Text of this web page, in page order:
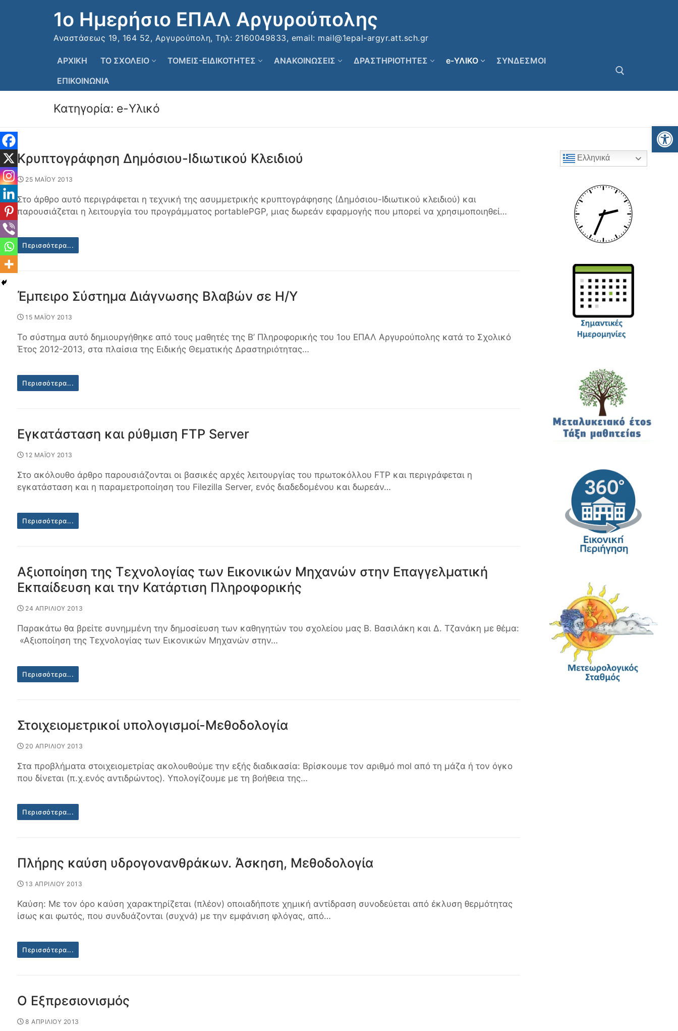
1ο Ημερήσιο ΕΠΑΛ Αργυρούπολης
Αναστάσεως 19, 164 52, Αργυρούπολη, Τηλ: 2160049833, email: mail@1epal-argyr.att.sch.gr
ΑΡΧΙΚΗ ΤΟ ΣΧΟΛΕΙΟ ΤΟΜΕΙΣ-ΕΙΔΙΚΟΤΗΤΕΣ ΑΝΑΚΟΙΝΩΣΕΙΣ ΔΡΑΣΤΗΡΙΟΤΗΤΕΣ e-ΥΛΙΚΟ
ΣΥΝΔΕΣΜΟΙ
ΕΠΙΚΟΙΝΩΝΙΑ
Κατηγορία: e-Υλικό
Κρυπτογράφηση Δημόσιου-Ιδιωτικού Κλειδιού
25 ΜΑΪΟΥ 2013
Στο άρθρο αυτό περιγράφεται η τεχνική της ασυμμετρικής κρυπτογράφησης (Δημόσιου-Ιδιωτικού κλειδιού) και
παρουσιάζεται η λειτουργία του προγράμματος portablePGP, μιας δωρεάν εφαρμογής που μπορεί να χρησιμοποιηθεί…
Περισσότερα...
Έμπειρο Σύστημα Διάγνωσης Βλαβών σε Η/Υ
15 ΜΑΪΟΥ 2013
Το σύστημα αυτό δημιουργήθηκε από τους μαθητές της Β’ Πληροφορικής του 1ου ΕΠΑΛ Αργυρούπολης κατά το Σχολικό
Έτος 2012-2013, στα πλαίσια της Ειδικής Θεματικής Δραστηριότητας…
Περισσότερα...
Εγκατάσταση και ρύθμιση FTP Server
12 ΜΑΪΟΥ 2013
Στο ακόλουθο άρθρο παρουσιάζονται οι βασικές αρχές λειτουργίας του πρωτοκόλλου FTP και περιγράφεται η
εγκατάσταση και η παραμετροποίηση του Filezilla Server, ενός διαδεδομένου και δωρεάν…
Περισσότερα...
Αξιοποίηση της Τεχνολογίας των Εικονικών Μηχανών στην Επαγγελματική
Εκπαίδευση και την Κατάρτιση Πληροφορικής
24 ΑΠΡΙΛΙΟΥ 2013
Παρακάτω θα βρείτε συνημμένη την δημοσίευση των καθηγητών του σχολείου μας Β. Βασιλάκη και Δ. Τζανάκη με θέμα:
«Αξιοποίηση της Τεχνολογίας των Εικονικών Μηχανών στην…
Περισσότερα...
Στοιχειομετρικοί υπολογισμοί-Μεθοδολογία
20 ΑΠΡΙΛΙΟΥ 2013
Στα προβλήματα στοιχειομετρίας ακολουθούμε την εξής διαδικασία: Βρίσκουμε τον αριθμό mol από τη μάζα ή τον όγκο
που δίνεται (π.χ.ενός αντιδρώντος). Υπολογίζουμε με τη βοήθεια της…
Περισσότερα...
Πλήρης καύση υδρογονανθράκων. Άσκηση, Μεθοδολογία
13 ΑΠΡΙΛΙΟΥ 2013
Καύση: Με τον όρο καύση χαρακτηρίζεται (πλέον) οποιαδήποτε χημική αντίδραση συνοδεύεται από έκλυση θερμότητας
ίσως και φωτός, που συνδυάζονται (συχνά) με την εμφάνιση φλόγας, από…
Περισσότερα...
Ο Εξπρεσιονισμός
8 ΑΠΡΙΛΙΟΥ 2013
Ελληνικά